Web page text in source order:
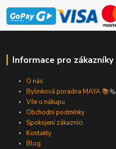
Informace pro zákazníky
O nás
Bylinková poradna MAYA 📚🗞️
Vše o nákupu
Obchodní podmínky
Spokojení zákazníci
Kontakty
Blog